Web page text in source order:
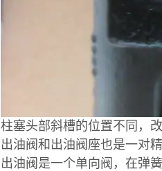
柱塞头部斜槽的位置不同，
出油阀和出油阀座也是一对
出油阀是一个单向阀，在弹